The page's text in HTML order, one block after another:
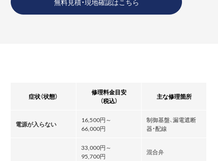
症状（状態）
修理料金目安
（税込）
主な修理箇所
電源が入らない
16,500円～
66,000円
制御基盤、漏電遮断
器・配線
33,000円～
95,700円
混合弁